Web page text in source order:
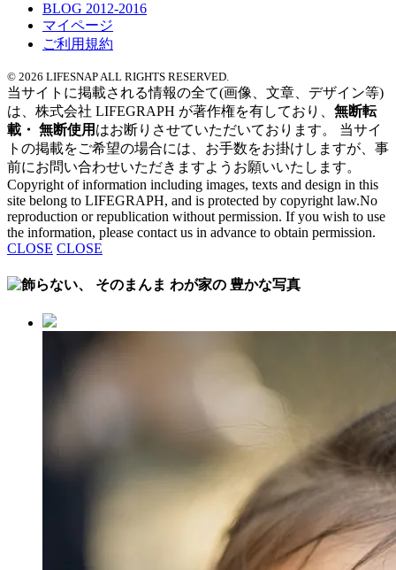
BLOG 2012-2016
マイページ
ご利用規約
© 2026 LIFESNAP ALL RIGHTS RESERVED.
当サイトに掲載される情報の全て(画像、文章、デザイン等)
は、 株式会社 LIFEGRAPH が著作権を有しており、 無断転
載・ 無断使用 はお断りさせていただいております。
当サイ
トの掲載をご希望の場合には、 お手数をお掛けしますが、 事
前にお問い合わせいただきますよう お願いいたします。
Copyright of information including images, texts and design in this
site belong to LIFEGRAPH, and is protected by copyright law.No
reproduction or republication without permission. If you wish to use
the information, please contact us in advance to obtain permission.
CLOSE CLOSE